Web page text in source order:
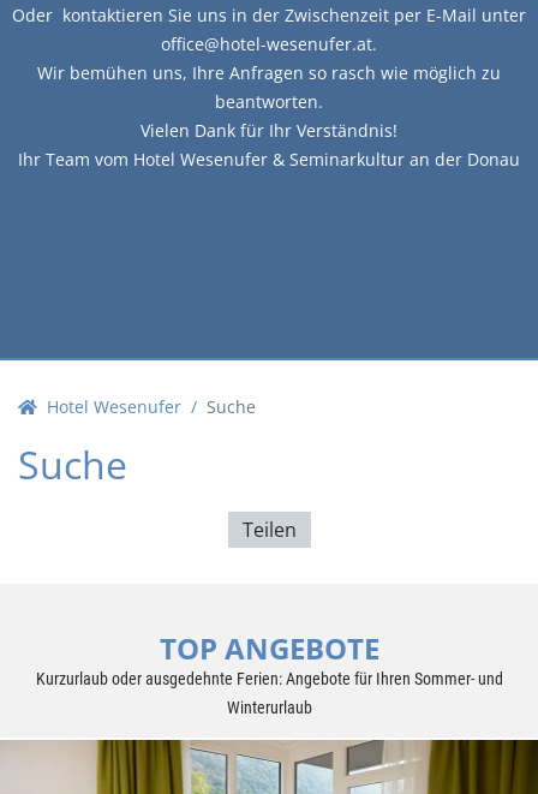
Oder kontaktieren Sie uns in der Zwischenzeit per E-Mail unter
office@hotel-wesenufer.at.
Wir bemühen uns, Ihre Anfragen so rasch wie möglich zu
beantworten.
Vielen Dank für Ihr Verständnis!
Ihr Team vom Hotel Wesenufer & Seminarkultur an der Donau
Hotel Wesenufer Suche
Suche
Teilen
TOP ANGEBOTE
Kurzurlaub oder ausgedehnte Ferien: Angebote für Ihren Sommer- und
Winterurlaub